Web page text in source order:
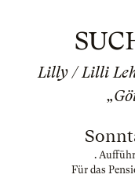
Lilly / Lilli
.
Für das